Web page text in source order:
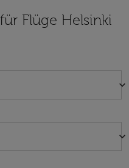
Flüge Helsinki
keyboard_arrow_down
keyboard_arrow_down